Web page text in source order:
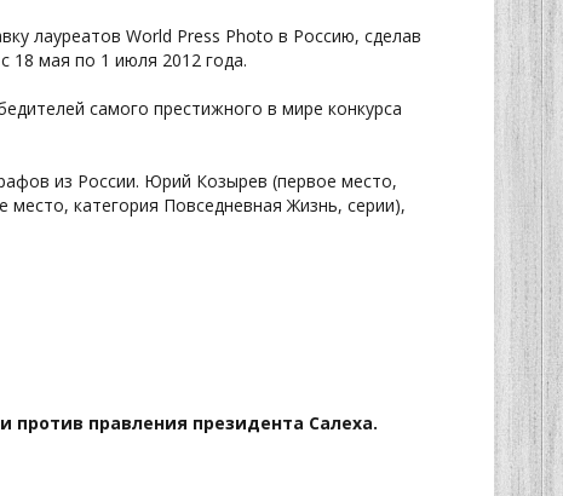
лауреатов World Press Photo в Россию, сделав
18 мая по 1 июля 2012 года.
самого престижного в мире конкурса
из России. Юрий Козырев (первое место,
категория Повседневная Жизнь, серии),
правления президента Салеха.